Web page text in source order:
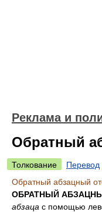
Реклама и
Обратный
Толкование
Перевод
Обратный абзацный
ОБРАТНЫЙ
абзаца с помощью